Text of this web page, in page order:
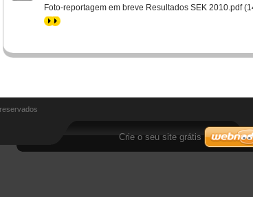
Foto-reportagem em breve Resultados SEK 2010.pdf
>>
Crie o seu site grátis